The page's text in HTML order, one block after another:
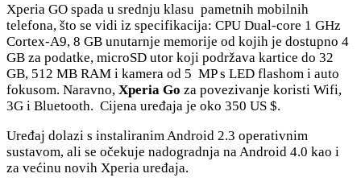
Xperia GO spada u srednju klasu pametnih mobilnih
telefona, što se vidi iz specifikacija: CPU Dual-core 1 GHz
Cortex-A9, 8 GB unutarnje memorije od kojih je dostupno 4
GB za podatke, microSD utor koji podržava kartice do 32
GB, 512 MB RAM i kamera od 5 MP s LED flashom i auto
fokusom. Naravno, Xperia Go za povezivanje koristi Wifi,
3G i Bluetooth. Cijena uređaja je oko 350 US $.
Uređaj dolazi s instaliranim Android 2.3 operativnim
sustavom, ali se očekuje nadogradnja na Android 4.0 kao i
za većinu novih Xperia uređaja.